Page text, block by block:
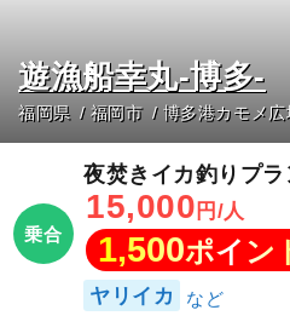
遊漁船幸丸-博多-
福岡県 福岡市 博多港カモメ広
乗合
夜焚きイカ釣りプラ
15,000 円/人
1,500ポイン
ヤリイカ